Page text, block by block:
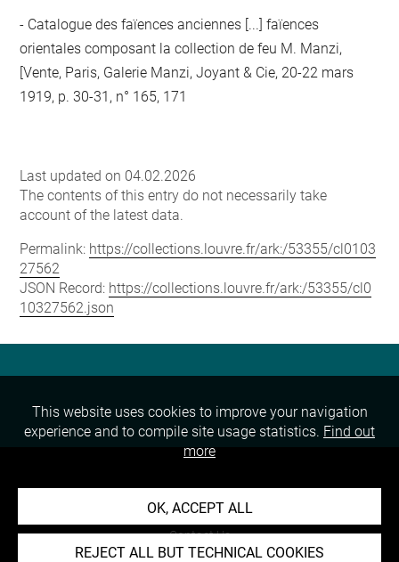
- Catalogue des faïences anciennes [...] faïences
orientales composant la collection de feu M. Manzi,
[Vente, Paris, Galerie Manzi, Joyant & Cie, 20-22 mars
1919, p. 30-31, n° 165, 171
Last updated on 04.02.2026
The contents of this entry do not necessarily take
account of the latest data.
Permalink: https://collections.louvre.fr/ark:/53355/cl0103
27562
JSON Record: https://collections.louvre.fr/ark:/53355/cl0
10327562.json
About
Contact Us
This website uses cookies to improve your navigation
experience and to compile site usage statistics. Find out
more
OK, ACCEPT ALL
REJECT ALL BUT TECHNICAL COOKIES